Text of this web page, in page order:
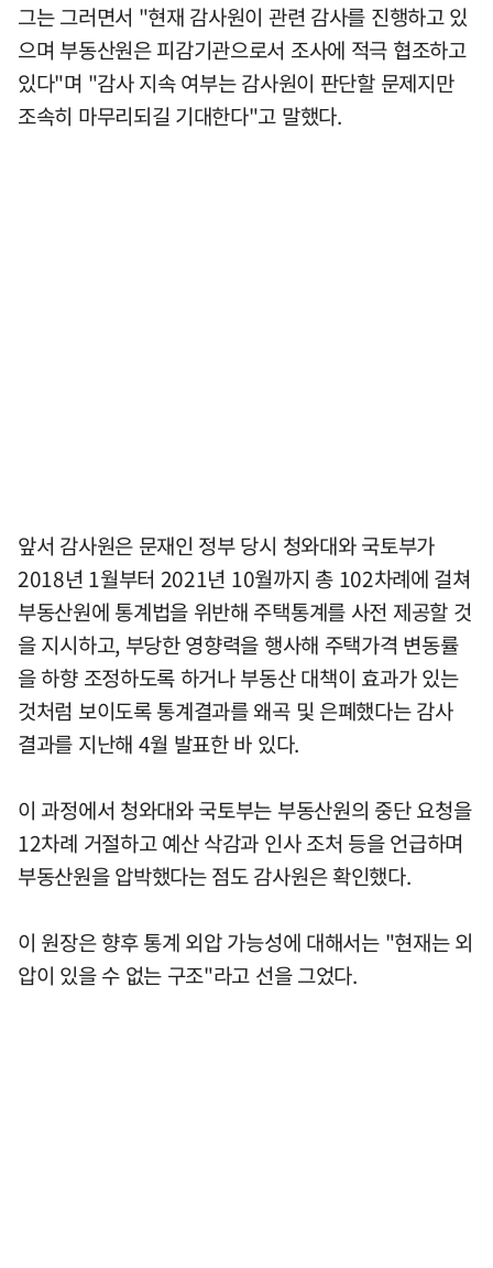
그는 그러면서 "현재 감사원이 관련 감사를 진행하고 있
으며 부동산원은 피감기관으로서 조사에 적극 협조하고
있다"며 "감사 지속 여부는 감사원이 판단할 문제지만
조속히 마무리되길 기대한다"고 말했다.
앞서 감사원은 문재인 정부 당시 청와대와 국토부가
2018년 1월부터 2021년 10월까지 총 102차례에 걸쳐
부동산원에 통계법을 위반해 주택통계를 사전 제공할 것
을 지시하고, 부당한 영향력을 행사해 주택가격 변동률
을 하향 조정하도록 하거나 부동산 대책이 효과가 있는
것처럼 보이도록 통계결과를 왜곡 및 은폐했다는 감사
결과를 지난해 4월 발표한 바 있다.
이 과정에서 청와대와 국토부는 부동산원의 중단 요청을
12차례 거절하고 예산 삭감과 인사 조처 등을 언급하며
부동산원을 압박했다는 점도 감사원은 확인했다.
이 원장은 향후 통계 외압 가능성에 대해서는 "현재는 외
압이 있을 수 없는 구조"라고 선을 그었다.